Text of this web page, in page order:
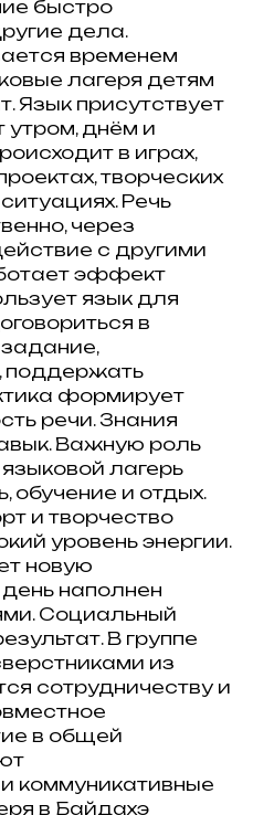
быстро
дела.
временем
лагеря детям
Язык присутствует
утром, днём и
в играх,
творческих
Речь
через
с другими
эффект
язык для
в
поддержать
формирует
речи. Знания
Важную роль
лагерь
обучение и отдых.
и творчество
уровень энергии.
новую
наполнен
Социальный
В группе
из
сотрудничеству и
в общей
коммуникативные
в Байдахэ